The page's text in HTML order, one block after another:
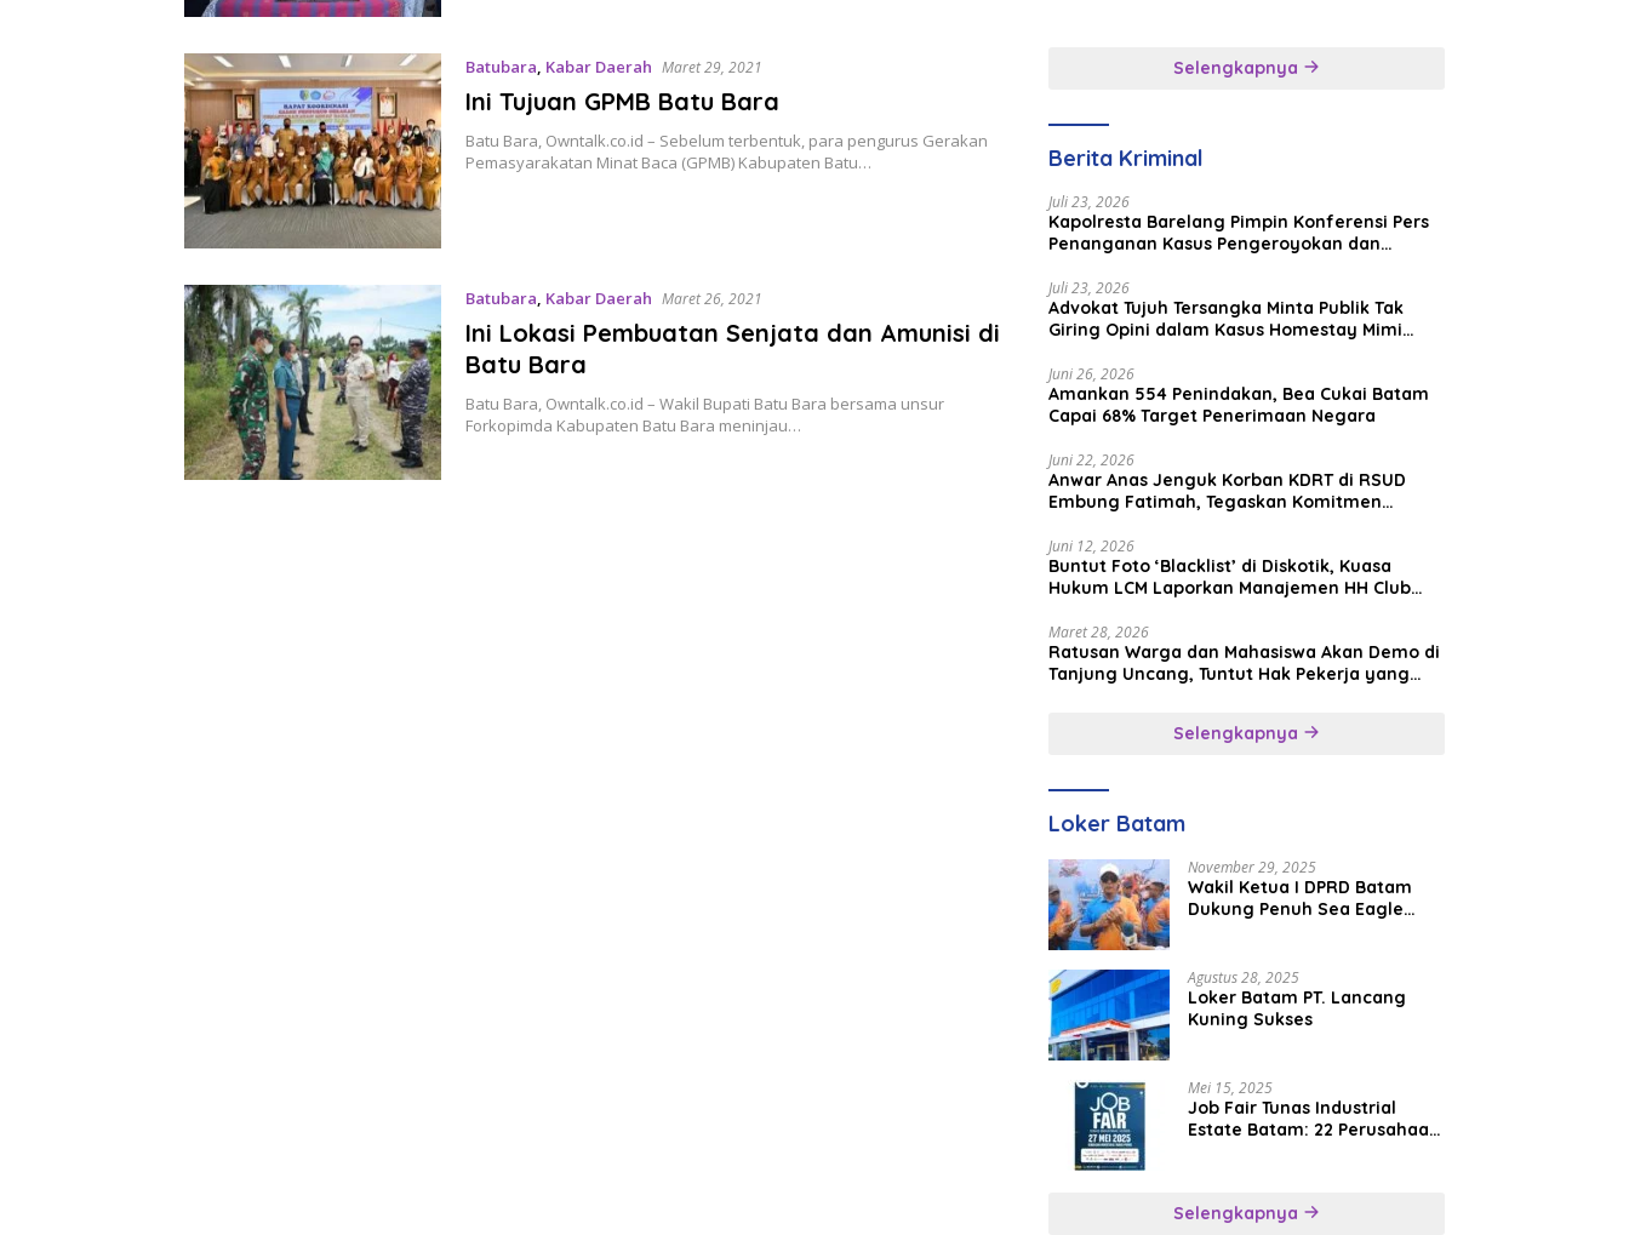
Batubara, Kabar Daerah Maret 29, 2021
Ini Tujuan GPMB Batu Bara
Batu Bara, Owntalk.co.id – Sebelum terbentuk, para pengurus Gerakan
Pemasyarakatan Minat Baca (GPMB) Kabupaten Batu…
Batubara, Kabar Daerah Maret 26, 2021
Ini Lokasi Pembuatan Senjata dan Amunisi di
Batu Bara
Batu Bara, Owntalk.co.id – Wakil Bupati Batu Bara bersama unsur
Forkopimda Kabupaten Batu Bara meninjau…
Selengkapnya
Berita Kriminal
Juli 23, 2026
Kapolresta Barelang Pimpin Konferensi Pers
Penanganan Kasus Pengeroyokan dan
Juli 23, 2026
Advokat Tujuh Tersangka Minta Publik Tak
Giring Opini dalam Kasus Homestay Mimi
Juni 26, 2026
Amankan 554 Penindakan, Bea Cukai Batam
Capai 68% Target Penerimaan Negara
Juni 22, 2026
Anwar Anas Jenguk Korban KDRT di RSUD
Embung Fatimah, Tegaskan Komitmen
Juni 12, 2026
Buntut Foto ‘Blacklist’ di Diskotik, Kuasa
Hukum LCM Laporkan Manajemen HH Club
Maret 28, 2026
Ratusan Warga dan Mahasiswa Akan Demo di
Tanjung Uncang, Tuntut Hak Pekerja yang
Selengkapnya
Loker Batam
November 29, 2025
Wakil Ketua I DPRD Batam
Dukung Penuh Sea Eagle
Agustus 28, 2025
Loker Batam PT. Lancang
Kuning Sukses
Mei 15, 2025
Job Fair Tunas Industrial
Estate Batam: 22 Perusahaan
Selengkapnya